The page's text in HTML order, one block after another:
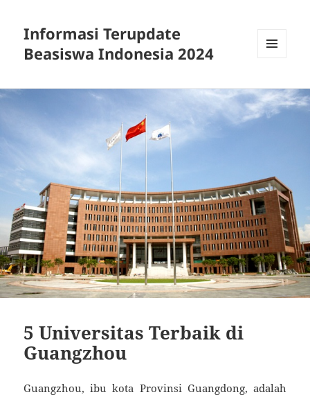
Informasi Terupdate
Beasiswa Indonesia 2024
WIDGETS
5 Universitas Terbaik di
Guangzhou
Guangzhou, ibu kota Provinsi Guangdong, adalah